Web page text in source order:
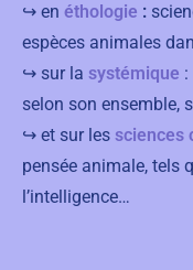
↪ en éthologie :
espèces animales
↪ sur la systémique
selon son ensemble,
↪ et sur les sciences
pensée animale, tels
l’intelligence…